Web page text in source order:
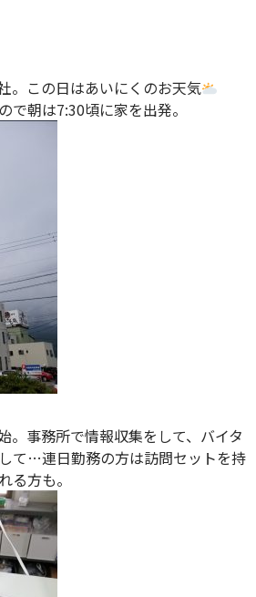
。この日はあいにくのお天気
で朝は7:30頃に家を出発。
。事務所で情報収集をして、バイタ
て…連日勤務の方は訪問セットを持
る方も。